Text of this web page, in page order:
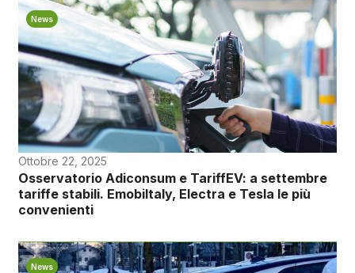
News
Ottobre 22, 2025
Osservatorio Adiconsum e TariffEV: a settembre
tariffe stabili. Emobiltaly, Electra e Tesla le più
convenienti
News